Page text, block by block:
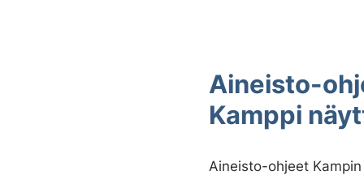
Aineisto-
Kamppi
Aineisto-ohjeet